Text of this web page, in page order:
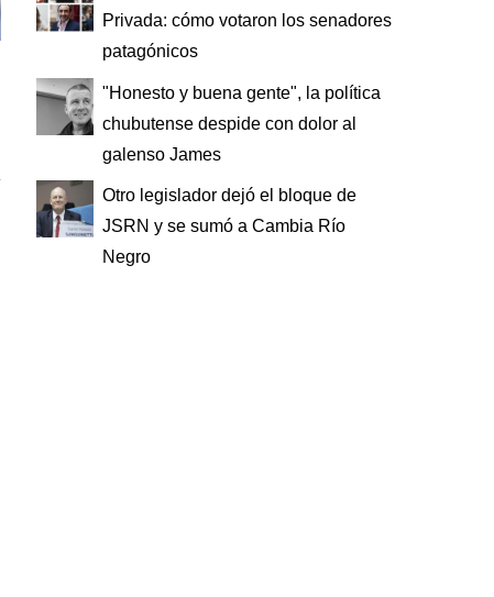
Privada: cómo votaron los senadores
patagónicos
"Honesto y buena gente", la política
chubutense despide con dolor al
galenso James
Otro legislador dejó el bloque de
JSRN y se sumó a Cambia Río
Negro